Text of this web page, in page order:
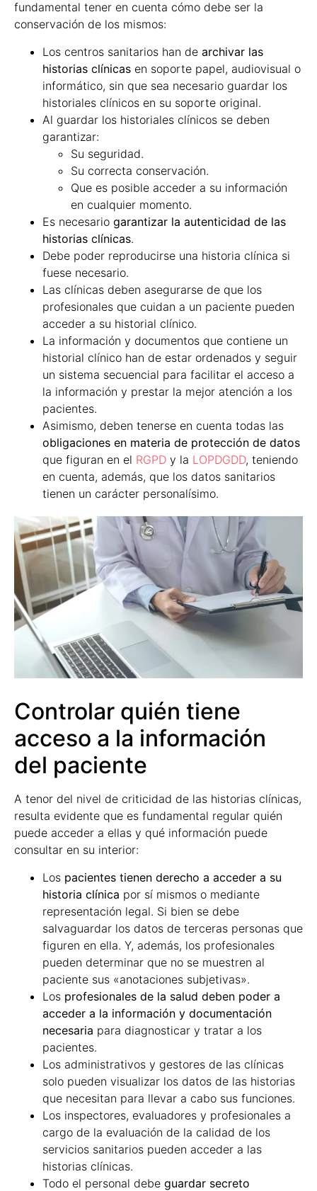
fundamental tener en cuenta cómo debe ser la
conservación de los mismos:
Los centros sanitarios han de archivar las
historias clínicas en soporte papel, audiovisual o
informático, sin que sea necesario guardar los
historiales clínicos en su soporte original.
Al guardar los historiales clínicos se deben
garantizar:
Su seguridad.
Su correcta conservación.
Que es posible acceder a su información
en cualquier momento.
Es necesario garantizar la autenticidad de las
historias clínicas.
Debe poder reproducirse una historia clínica si
fuese necesario.
Las clínicas deben asegurarse de que los
profesionales que cuidan a un paciente pueden
acceder a su historial clínico.
La información y documentos que contiene un
historial clínico han de estar ordenados y seguir
un sistema secuencial para facilitar el acceso a
la información y prestar la mejor atención a los
pacientes.
Asimismo, deben tenerse en cuenta todas las
obligaciones en materia de protección de datos
que figuran en el RGPD y la LOPDGDD, teniendo
en cuenta, además, que los datos sanitarios
tienen un carácter personalísimo.
Controlar quién tiene
acceso a la información
del paciente
A tenor del nivel de criticidad de las historias clínicas,
resulta evidente que es fundamental regular quién
puede acceder a ellas y qué información puede
consultar en su interior:
Los pacientes tienen derecho a acceder a su
historia clínica por sí mismos o mediante
representación legal. Si bien se debe
salvaguardar los datos de terceras personas que
figuren en ella. Y, además, los profesionales
pueden determinar que no se muestren al
paciente sus «anotaciones subjetivas».
Los profesionales de la salud deben poder a
acceder a la información y documentación
necesaria para diagnosticar y tratar a los
pacientes.
Los administrativos y gestores de las clínicas
solo pueden visualizar los datos de las historias
que necesitan para llevar a cabo sus funciones.
Los inspectores, evaluadores y profesionales a
cargo de la evaluación de la calidad de los
servicios sanitarios pueden acceder a las
historias clínicas.
Todo el personal debe guardar secreto